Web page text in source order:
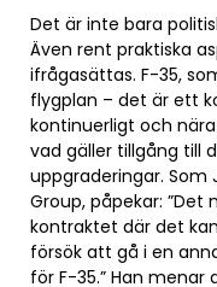
Det är inte bara
Även rent praktiska
ifrågasättas. F-35,
flygplan – det är ett
kontinuerligt och
vad gäller tillgång till
uppgraderingar. Som
Group, påpekar:
kontraktet där det
försök att gå i en
för F-35.” Han